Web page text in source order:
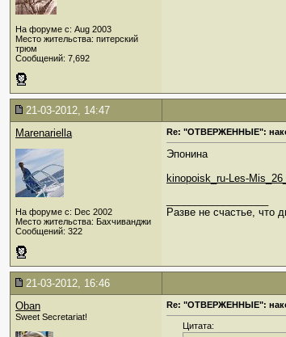
На форуме с: Aug 2003
Место жительства: питерский
трюм
Сообщений: 7,692
21-03-2012, 14:47
Marenariella
На форуме с: Dec 2002
Место жительства: Бахчиванджи
Сообщений: 322
Re: "ОТВЕРЖЕННЫЕ":
Эпонина
kinopoisk_ru-Les-
Разве не счастье, что
21-03-2012, 16:46
Oban
Sweet Secretariat!
Re: "ОТВЕРЖЕННЫЕ":
Цитата: